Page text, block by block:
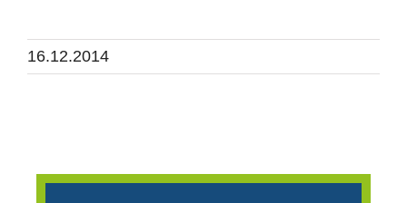
16.12.2014